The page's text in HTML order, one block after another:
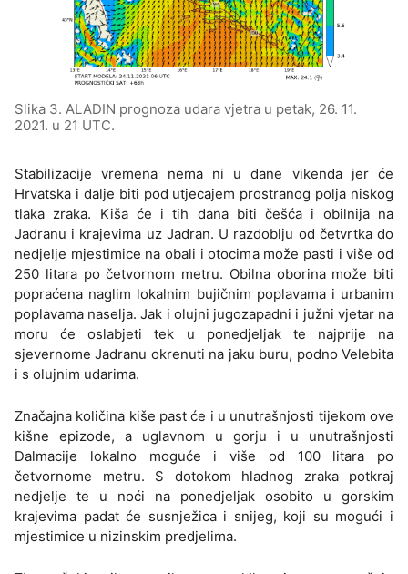
Slika 3. ALADIN prognoza udara vjetra u petak, 26. 11.
2021. u 21 UTC.
Stabilizacije vremena nema ni u dane vikenda jer će
Hrvatska i dalje biti pod utjecajem prostranog polja niskog
tlaka zraka. Kiša će i tih dana biti češća i obilnija na
Jadranu i krajevima uz Jadran. U razdoblju od četvrtka do
nedjelje mjestimice na obali i otocima može pasti i više od
250 litara po četvornom metru. Obilna oborina može biti
popraćena naglim lokalnim bujičnim poplavama i urbanim
poplavama naselja. Jak i olujni jugozapadni i južni vjetar na
moru će oslabjeti tek u ponedjeljak te najprije na
sjevernome Jadranu okrenuti na jaku buru, podno Velebita
i s olujnim udarima.
Značajna količina kiše past će i u unutrašnjosti tijekom ove
kišne epizode, a uglavnom u gorju i u unutrašnjosti
Dalmacije lokalno moguće i više od 100 litara po
četvornome metru. S dotokom hladnog zraka potkraj
nedjelje te u noći na ponedjeljak osobito u gorskim
krajevima padat će susnježica i snijeg, koji su mogući i
mjestimice u nizinskim predjelima.